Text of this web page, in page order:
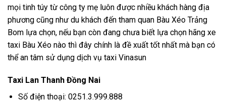
mọi tinh túy từ công ty mẹ luôn được nhiều khách hàng địa
phương cũng như du khách đến tham quan Bàu Xéo Trảng
Bom lựa chọn, nếu bạn còn đang chưa biết lựa chọn hãng xe
taxi Bàu Xéo nào thì đây chính là đề xuất tốt nhất mà bạn có
thể an tâm sử dụng dịch vụ taxi Vinasun
Taxi Lan Thanh Đồng Nai
Số điện thoại: 0251.3.999.888